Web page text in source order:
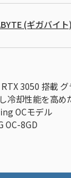
(ギガバイト)
RTX 3050 搭載
冷却性能を高め
OCモデル
OC-8GD